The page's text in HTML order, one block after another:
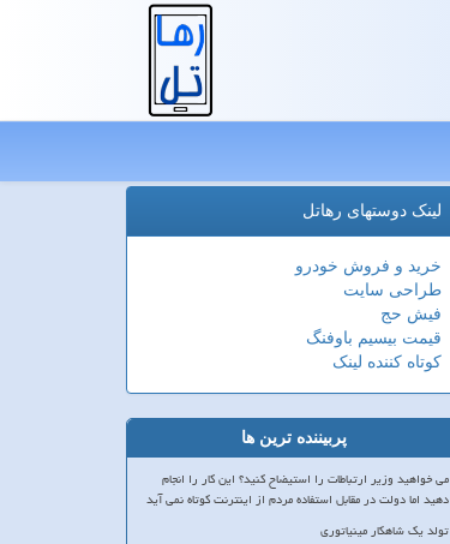
لینک دوستهای رهاتل
خرید و فروش خودرو
طراحی سایت
فیش حج
قیمت بیسیم باوفنگ
کوتاه کننده لینک
پربیننده ترین ها
می خواهید وزیر ارتباطات را استیضاح کنید؟ این کار را انجام
دهید اما دولت در مقابل استفاده مردم از اینترنت کوتاه نمی آید
تولد یک شاهکار مینیاتوری